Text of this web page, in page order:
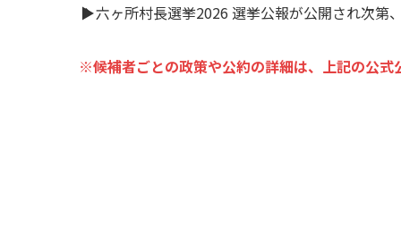
▶六ヶ所村長選挙2026 選挙公報が公開され次第
※候補者ごとの政策や公約の詳細は、上記の公式